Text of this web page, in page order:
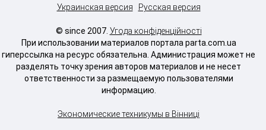
Украинская версия Русская версия
© since 2007. Угода конфіденційності
При использовании материалов портала parta.com.ua
гиперссылка на ресурс обязательна. Администрация может не
разделять точку зрения авторов материалов и не несет
ответственности за размещаемую пользователями
информацию.
Экономические техникумы в Вінниці